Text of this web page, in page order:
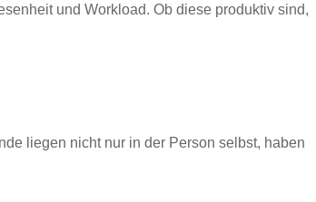
und Workload. Ob diese produktiv sind,
liegen nicht nur in der Person selbst, haben